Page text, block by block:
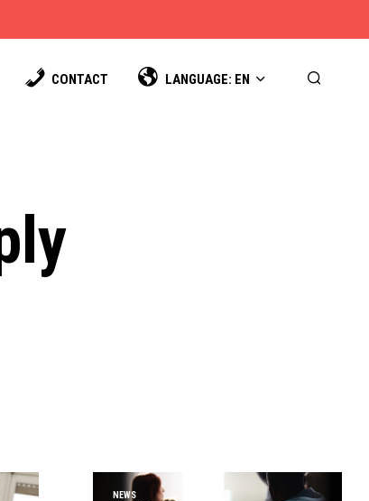
CONTACT LANGUAGE: EN
NEWS